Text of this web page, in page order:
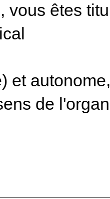
vous êtes
et
de